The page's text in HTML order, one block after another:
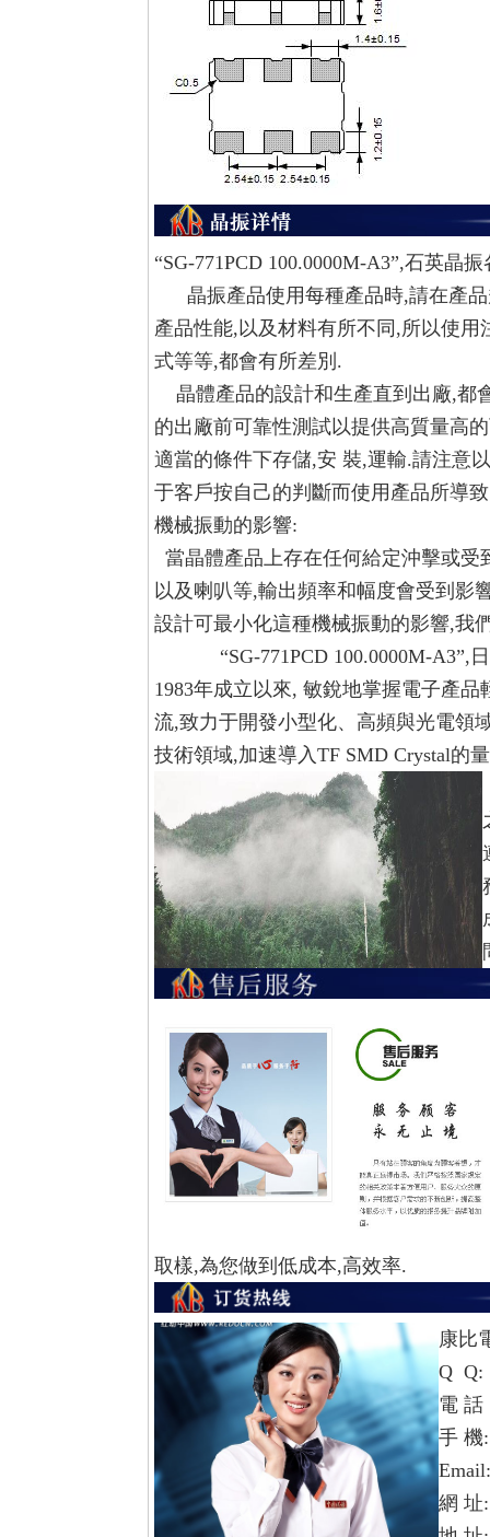
“SG-771PCD 100.0000M-A3”,石英晶振
晶振產品使用每種產品時,請在產品
產品性能,以及材料有所不同,所以使
式等等,都會有所差別.
晶體產品的設計和生產直到出廠,都
的出廠前可靠性測試以提供高質量高
適當的條件下存儲,安 裝,運輸.請注意
于客戶按自己的判斷而使用產品所導
機械振動的影響:
當晶體產品上存在任何給定沖擊或
以及喇叭等,輸出頻率和幅度會受到影
設計可最小化這種機械振動的影響,我
“SG-771PCD 100.0000M-A3”,
1983年成立以來, 敏銳地掌握電子產品
流,致力于開發小型化、高頻與光電
技術領域,加速導入TF SMD Crystal的
取樣,為您做到低成本,高效率.
康比
Q Q:
電 話
手 機:
網